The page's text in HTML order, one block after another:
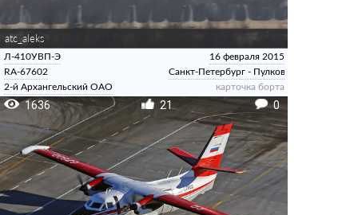
atc_aleks
Л-410УВП-Э
RA-67602
2-й Архангельский ОАО
16 февраля 2015
Санкт-Петербург - Пулково
карточка борта
1636 21 0